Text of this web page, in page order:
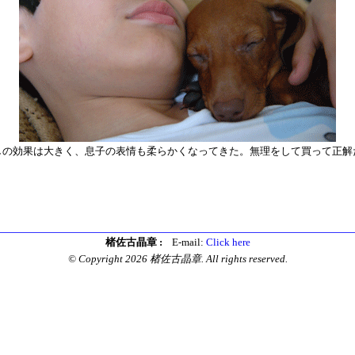
効果は大きく、息子の表情も柔らかくなってきた。無理をして買って正解
楮佐古晶章 : E-mail: Click here
© Copyright 2026 楮佐古晶章. All rights reserved.